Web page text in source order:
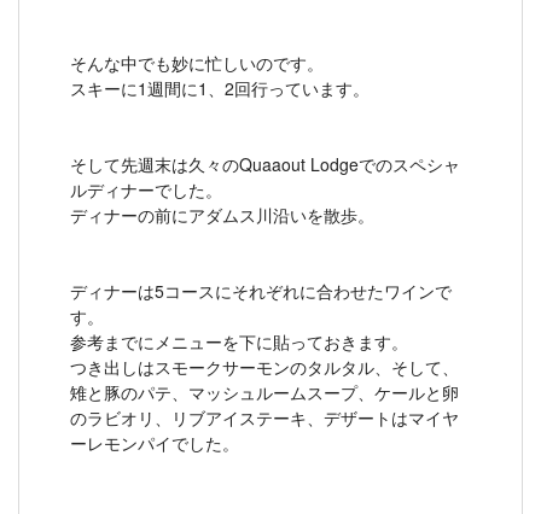
そんな中でも妙に忙しいのです。
スキーに1週間に1、2回行っています。
そして先週末は久々のQuaaout Lodgeでのスペシャ
ルディナーでした。
ディナーの前にアダムス川沿いを散歩。
ディナーは5コースにそれぞれに合わせたワインで
す。
参考までにメニューを下に貼っておきます。
つき出しはスモークサーモンのタルタル、そして、
雉と豚のパテ、マッシュルームスープ、ケールと卵
のラビオリ、リブアイステーキ、デザートはマイヤ
ーレモンパイでした。